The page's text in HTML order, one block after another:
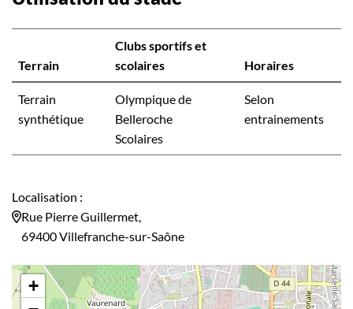
Terrain
Clubs sportifs et
scolaires
Horaires
Terrain
synthétique
Olympique de
Belleroche
Scolaires
Selon
entrainements
Localisation :
Rue Pierre Guillermet,
69400 Villefranche-sur-Saône
+